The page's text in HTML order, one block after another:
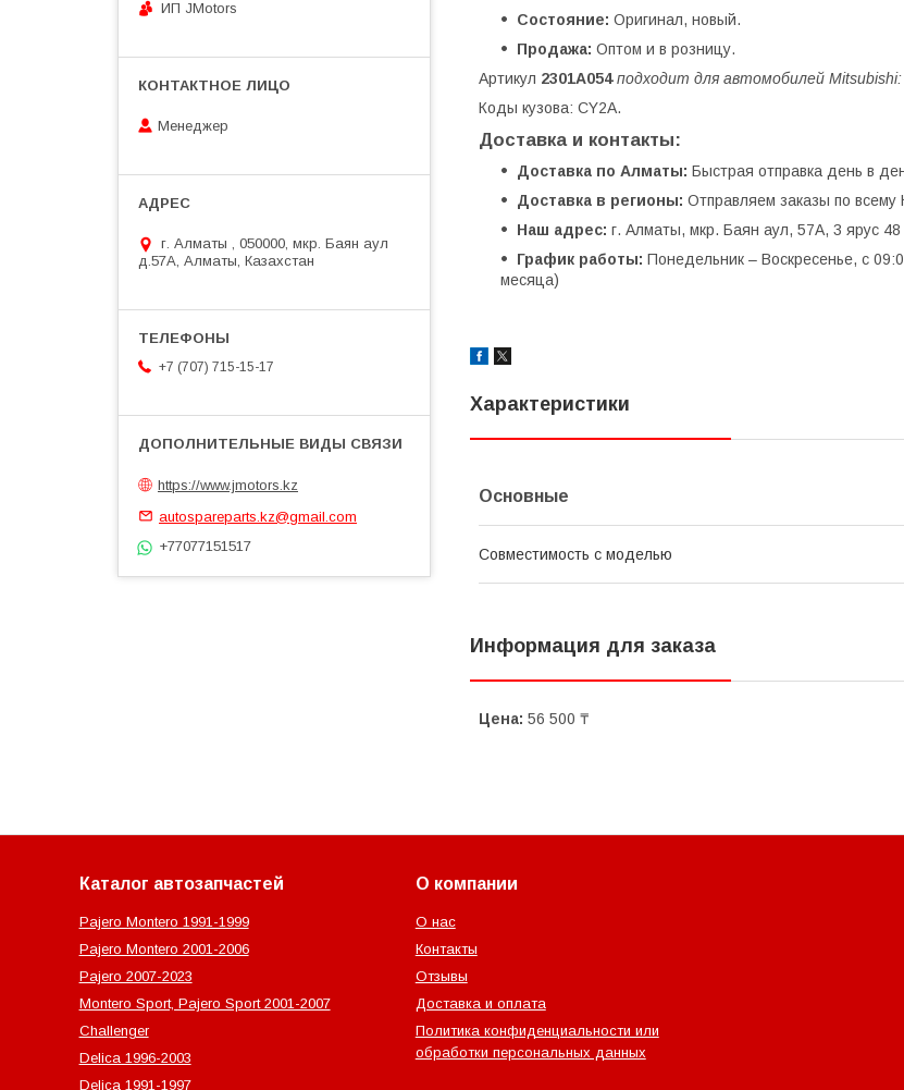
Состояние: Оригинал, новый.
Продажа: Оптом и в розницу.
Артикул 2301A054 подходит для автомобилей Mitsubishi:
Коды кузова: CY2A.
Доставка и контакты:
Доставка по Алматы: Быстрая отправка день в
Доставка в регионы: Отправляем заказы по всему
Наш адрес: г. Алматы, мкр. Баян аул, 57А, 3 ярус 48
График работы: Понедельник – Воскресенье, с
месяца)
Характеристики
Основные
Совместимость с моделью
Информация для заказа
Цена: 56 500 ₸
ИП JMotors
Менеджер
г. Алматы , 050000, мкр. Баян аул
д.57А, Алматы, Казахстан
+7 (707) 715-15-17
https://www.jmotors.kz
autospareparts.kz@gmail.com
+77077151517
Каталог автозапчастей
Pajero Montero 1991-1999
Pajero Montero 2001-2006
Pajero 2007-2023
Montero Sport, Pajero Sport 2001-2007
Challenger
Delica 1996-2003
Delica 1991-1997
О компании
О нас
Контакты
Отзывы
Доставка и оплата
Политика конфиденциальности или
обработки персональных данных